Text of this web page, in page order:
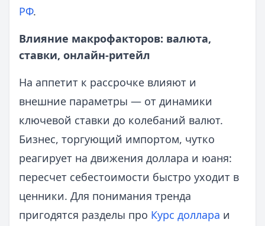
РФ.
Влияние макрофакторов: валюта,
ставки, онлайн-ритейл
На аппетит к рассрочке влияют и
внешние параметры — от динамики
ключевой ставки до колебаний валют.
Бизнес, торгующий импортом, чутко
реагирует на движения доллара и юаня:
пересчет себестоимости быстро уходит в
ценники. Для понимания тренда
пригодятся разделы про Курс доллара и